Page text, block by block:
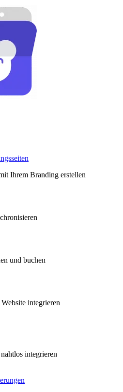
Ihrem Branding erstellen
und buchen
integrieren
integrieren